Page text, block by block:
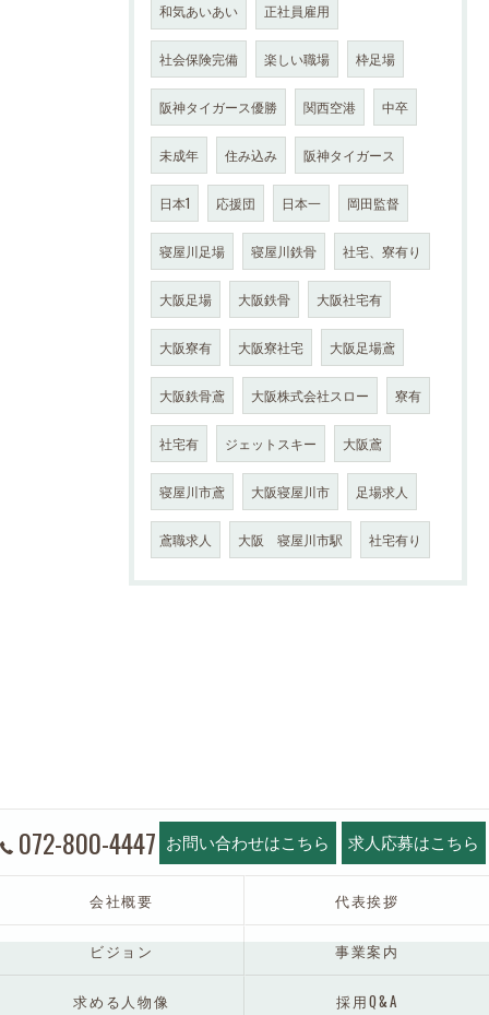
和気あいあい 正社員雇用
社会保険完備 楽しい職場 枠足場
阪神タイガース優勝 関西空港 中卒
未成年 住み込み 阪神タイガース
日本1 応援団 日本一 岡田監督
寝屋川足場 寝屋川鉄骨 社宅、寮有り
大阪足場 大阪鉄骨 大阪社宅有
大阪寮有 大阪寮社宅 大阪足場鳶
大阪鉄骨鳶 大阪株式会社スロー 寮有
社宅有 ジェットスキー 大阪鳶
寝屋川市鳶 大阪寝屋川市 足場求人
鳶職求人 大阪 寝屋川市駅 社宅有り
072-800-4447 お問い合わせはこちら 求人応募はこちら
会社概要 代表挨拶
ビジョン 事業案内
求める人物像 採用Q&A